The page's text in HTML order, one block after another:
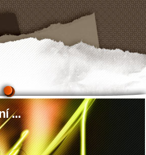
...